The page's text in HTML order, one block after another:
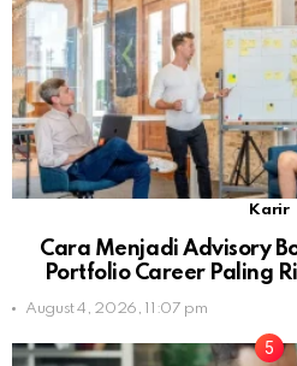
Karir
Cara Menjadi Advisory
Portfolio Career Paling
August 4, 2026, 11:07 pm